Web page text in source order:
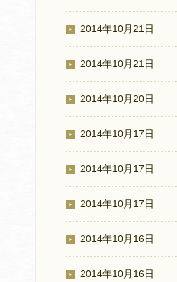
2014年10月21日
2014年10月21日
2014年10月20日
2014年10月17日
2014年10月17日
2014年10月17日
2014年10月16日
2014年10月16日